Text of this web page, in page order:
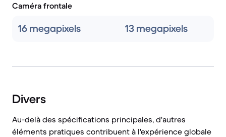
Caméra frontale
16 megapixels 13 megapixels
Divers
Au-delà des spécifications principales, d'autres
éléments pratiques contribuent à l'expérience globale